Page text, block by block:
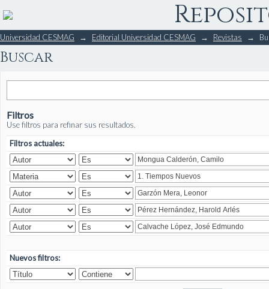
Buscar
Universidad CESMAG → Editorial Universidad CESMAG → Revistas →
Buscar
Filtros
Use filtros para refinar sus resultados.
Filtros actuales:
Nuevos filtros: